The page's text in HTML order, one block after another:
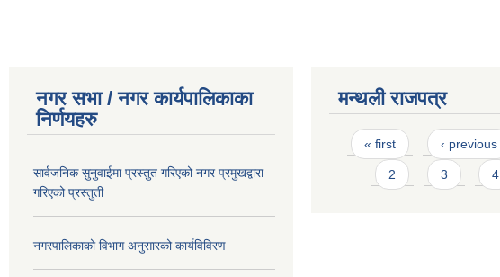
नगर सभा / नगर कार्यपालिकाका
निर्णयहरु
सार्वजनिक सुनुवाईमा प्रस्तुत गरिएको नगर प्रमुखद्वारा
गरिएको प्रस्तुती
नगरपालिकाको विभाग अनुसारको कार्यविविरण
मन्थली राजपत्र
Pages
« first ‹ previous
2 3 4